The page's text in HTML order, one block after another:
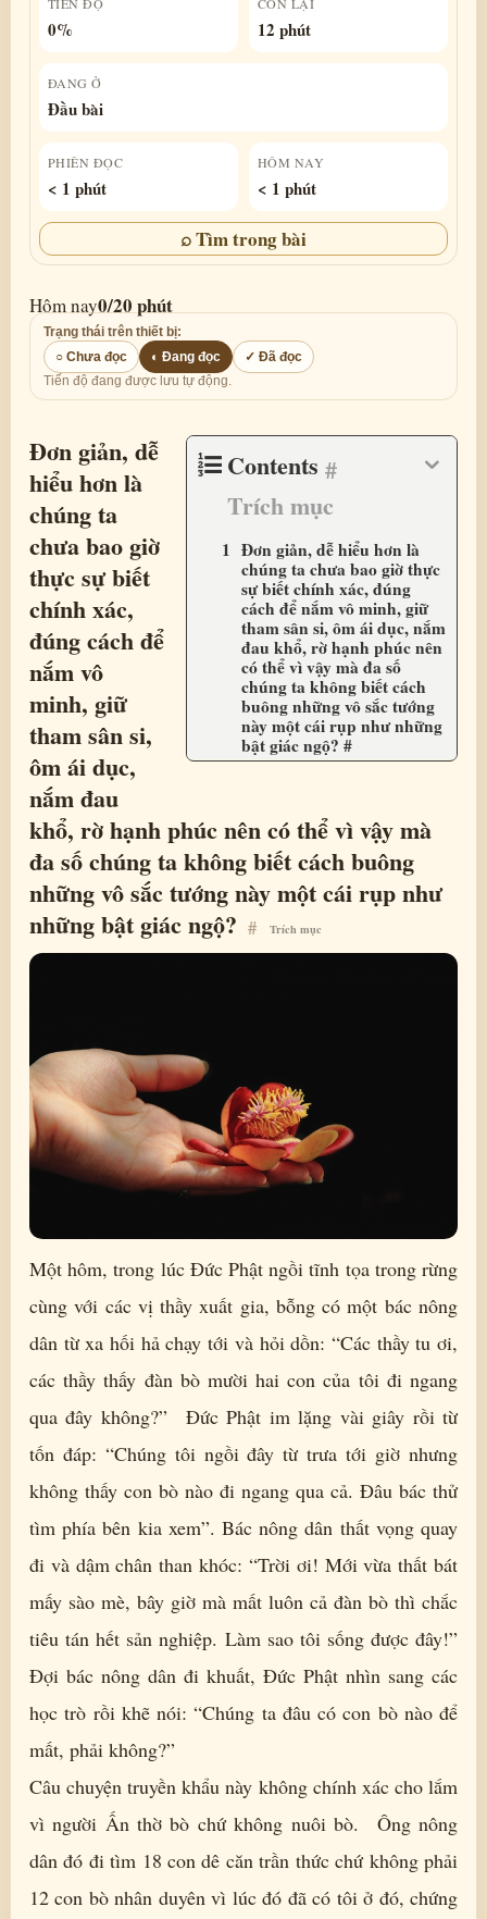
TIẾN ĐỘ
0%
CÒN LẠI
12 phút
ĐANG Ở
Đầu bài
PHIÊN ĐỌC
< 1 phút
HÔM NAY
< 1 phút
⌕ Tìm trong bài
Hôm nay0/20 phút
Trạng thái trên thiết bị:
○ Chưa đọc
◐ Đang đọc
✓ Đã đọc
Tiến độ đang được lưu tự động.
Contents #
Trích mục
Đơn giản, dễ hiểu hơn là
chúng ta chưa bao giờ thực
sự biết chính xác, đúng
cách để nắm vô minh, giữ
tham sân si, ôm ái dục, nắm
đau khổ, rờ hạnh phúc nên
có thể vì vậy mà đa số
chúng ta không biết cách
buông những vô sắc tướng
này một cái rụp như những
bật giác ngộ? #
Đơn giản, dễ
hiểu hơn là
chúng ta
chưa bao giờ
thực sự biết
chính xác,
đúng cách để
nắm vô
minh, giữ
tham sân si,
ôm ái dục,
nắm đau
khổ, rờ hạnh phúc nên có thể vì vậy mà
đa số chúng ta không biết cách buông
những vô sắc tướng này một cái rụp như
những bật giác ngộ? # Trích mục
Một hôm, trong lúc Đức Phật ngồi tĩnh tọa trong rừng
cùng với các vị thầy xuất gia, bỗng có một bác nông
dân từ xa hối hả chạy tới và hỏi dồn: “Các thầy tu ơi,
các thầy thấy đàn bò mười hai con của tôi đi ngang
qua đây không?” Đức Phật im lặng vài giây rồi từ
tốn đáp: “Chúng tôi ngồi đây từ trưa tới giờ nhưng
không thấy con bò nào đi ngang qua cả. Đâu bác thử
tìm phía bên kia xem”. Bác nông dân thất vọng quay
đi và dậm chân than khóc: “Trời ơi! Mới vừa thất bát
mấy sào mè, bây giờ mà mất luôn cả đàn bò thì chắc
tiêu tán hết sản nghiệp. Làm sao tôi sống được đây!”
Đợi bác nông dân đi khuất, Đức Phật nhìn sang các
học trò rồi khẽ nói: “Chúng ta đâu có con bò nào để
mất, phải không?”
Câu chuyện truyền khẩu này không chính xác cho lắm
vì người Ấn thờ bò chứ không nuôi bò. Ông nông
dân đó đi tìm 18 con dê căn trần thức chứ không phải
12 con bò nhân duyên vì lúc đó đã có tôi ở đó, chứng